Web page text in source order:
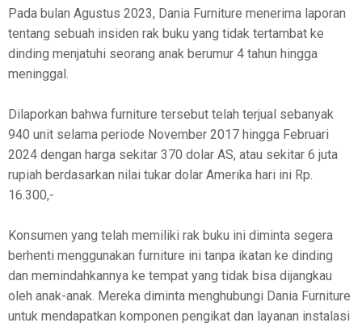
Pada bulan Agustus 2023, Dania Furniture menerima laporan
tentang sebuah insiden rak buku yang tidak tertambat ke
dinding menjatuhi seorang anak berumur 4 tahun hingga
meninggal.
Dilaporkan bahwa furniture tersebut telah terjual sebanyak
940 unit selama periode November 2017 hingga Februari
2024 dengan harga sekitar 370 dolar AS, atau sekitar 6 juta
rupiah berdasarkan nilai tukar dolar Amerika hari ini Rp.
16.300,-
Konsumen yang telah memiliki rak buku ini diminta segera
berhenti menggunakan furniture ini tanpa ikatan ke dinding
dan memindahkannya ke tempat yang tidak bisa dijangkau
oleh anak-anak. Mereka diminta menghubungi Dania Furniture
untuk mendapatkan komponen pengikat dan layanan instalasi